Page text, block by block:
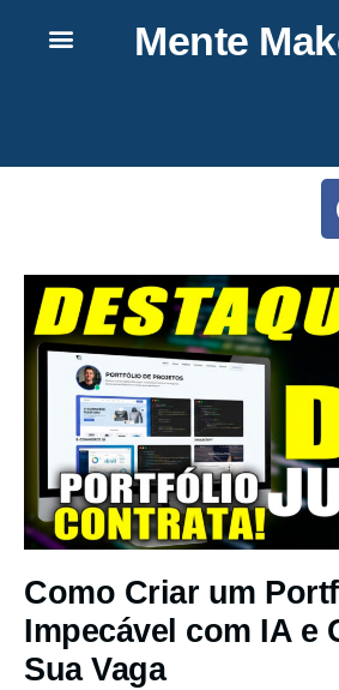
Mente
Como Criar um
Impecável com IA e
Sua Vaga